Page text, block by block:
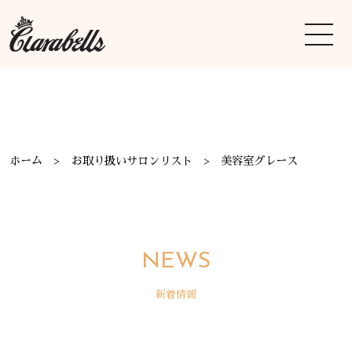
ホーム お取り扱いサロンリスト 美容室グレース
NEWS
新着情報